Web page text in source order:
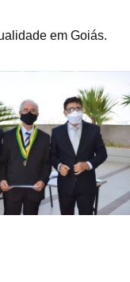
em Goiás.